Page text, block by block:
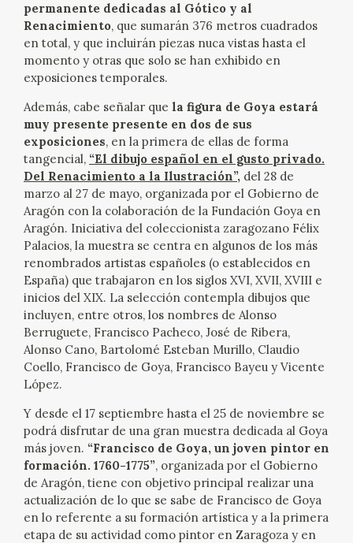
FRANCISCO DE GOYA
EL VIAJE DE GOYA
CATÁLOGO
PREMIO ARAGÓN GOYA
EDICIONES
PUBLICACIONES
SHOP
ONLINE SHOP
EDUCA
permanente dedicadas al Gótico y al
Renacimiento, que sumarán 376 metros cuadrados
en total, y que incluirán piezas nuca vistas hasta el
momento y otras que solo se han exhibido en
exposiciones temporales.
Además, cabe señalar que la figura de Goya estará
muy presente presente en dos de sus
exposiciones, en la primera de ellas de forma
tangencial, “El dibujo español en el gusto privado.
Del Renacimiento a la Ilustración”, del 28 de
marzo al 27 de mayo, organizada por el Gobierno de
Aragón con la colaboración de la Fundación Goya en
Aragón. Iniciativa del coleccionista zaragozano Félix
Palacios, la muestra se centra en algunos de los más
renombrados artistas españoles (o establecidos en
España) que trabajaron en los siglos XVI, XVII, XVIII e
inicios del XIX. La selección contempla dibujos que
incluyen, entre otros, los nombres de Alonso
Berruguete, Francisco Pacheco, José de Ribera,
Alonso Cano, Bartolomé Esteban Murillo, Claudio
Coello, Francisco de Goya, Francisco Bayeu y Vicente
López.
Y desde el 17 septiembre hasta el 25 de noviembre se
podrá disfrutar de una gran muestra dedicada al Goya
más joven. “Francisco de Goya, un joven pintor en
formación. 1760-1775”, organizada por el Gobierno
de Aragón, tiene con objetivo principal realizar una
actualización de lo que se sabe de Francisco de Goya
en lo referente a su formación artística y a la primera
etapa de su actividad como pintor en Zaragoza y en